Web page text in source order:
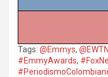
Tags: @Emmys, @EWTN
#EmmyAwards,